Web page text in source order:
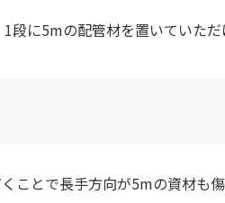
に5mの配管材を置いていただ
ことで長手方向が5mの資材も